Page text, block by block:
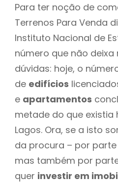
Para ter noção de
Terrenos Para Venda
Instituto Nacional de
número que não
dúvidas: hoje, o
de edifícios
e apartamentos
metade do que existia
Lagos. Ora, se a isto
da procura – por
mas também por
quer investir em